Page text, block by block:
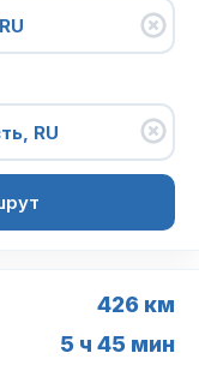
426 км
5 ч 45 мин